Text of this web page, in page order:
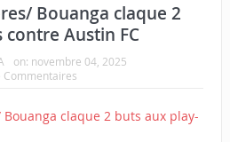
Bouanga claque 2
Austin FC
on: novembre 04, 2025
Commentaires